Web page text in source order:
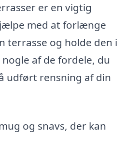
er en vigtig
med at forlænge
terrasse og holde den i
af de fordele, du
udført rensning af din
og snavs, der kan